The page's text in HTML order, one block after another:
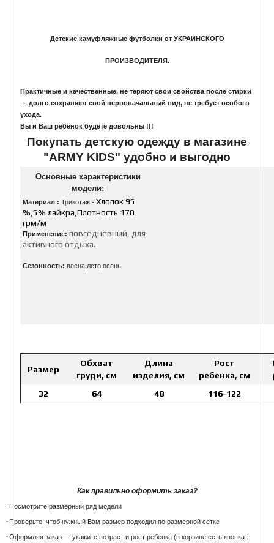
Детские камуфляжные футболки от УКРАИНСКОГО
ПРОИЗВОДИТЕЛЯ.
Практичные и качественные, не теряют свои свойства после стирки
― долго сохраняют свой первоначальный вид, не требует особого
ухода.
Вы и Ваш ребёнок будете довольны !!!
Покупать детскую одежду в магазине
"ARMY KIDS" удобно и выгодно
Основные характеристики
модели:
Материал : Трикотаж- Хлопок 95
%,5% лайкра,Плотность 170
грм/м
Применение: повседневный, для
активного отдыха.
Сезонность: весна,лето,осень
Размер
Обхват
груди, см
Длина
изделия, см
Рост
ребенка, см
32
64 48 116-122
Как правильно оформить заказ?
· Посмотрите размерный ряд модели
· Проверьте, чтоб нужный Вам размер подходил по размерной сетке
· Оформляя заказ — укажите возраст и рост ребенка (в корзине есть кнопка :